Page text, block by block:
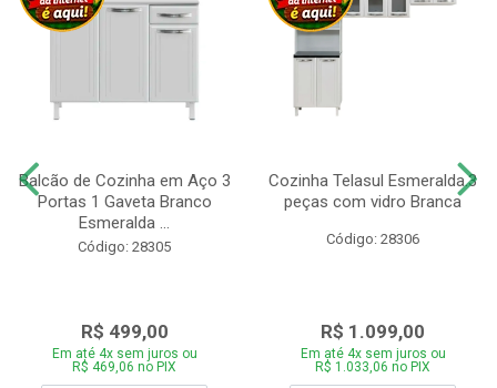
Balcão de Cozinha em Aço 3
Portas 1 Gaveta Branco
Esmeralda ...
Código: 28305
R$ 499,00
Em até 4x sem juros ou
R$ 469,06 no PIX
Cozinha Telasul Esmeralda.3
peças com vidro Branca
Código: 28306
R$ 1.099,00
Em até 4x sem juros ou
R$ 1.033,06 no PIX